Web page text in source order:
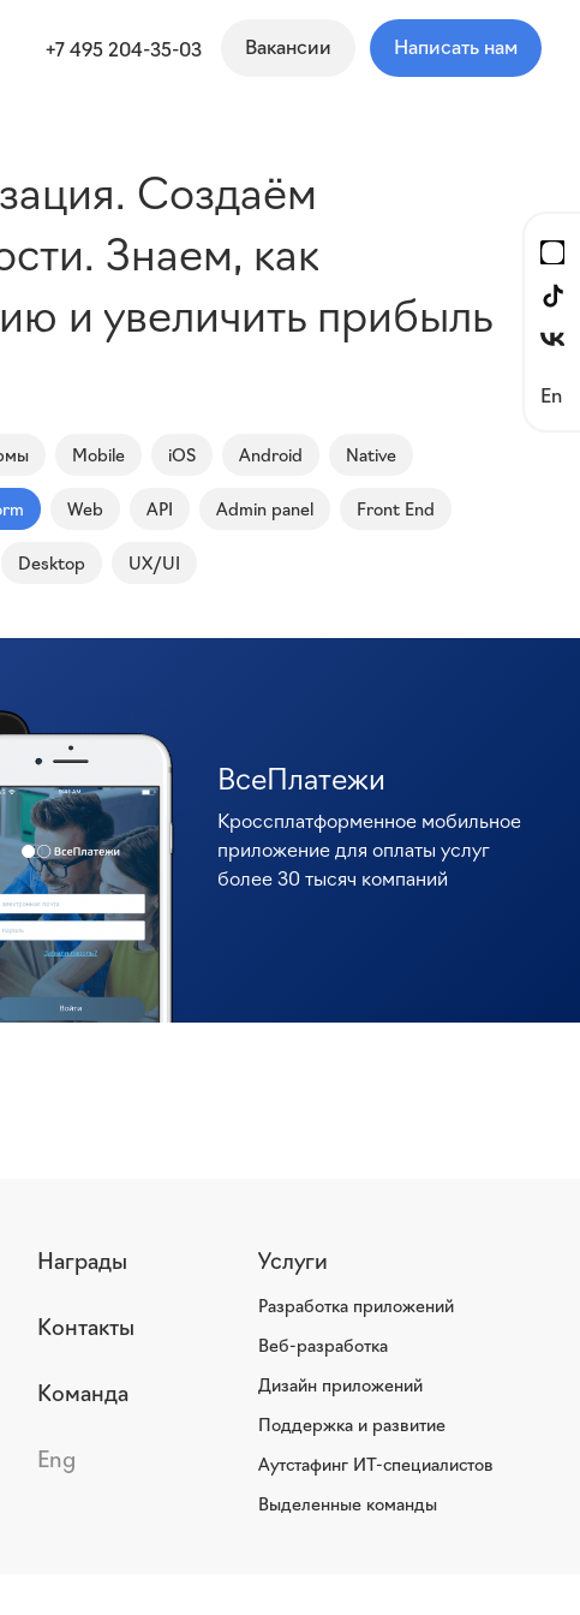
+7 495 204-35-03 Вакансии Написать нам
En
Создаём
Знаем, как
и увеличить прибыль
Mobile iOS Android Native
Web API Admin panel Front End
Desktop UX/UI
ВсеПлатежи
Кроссплатформенное мобильное
приложение для оплаты услуг
более 30 тысяч компаний
Награды
Контакты
Команда
Eng
Услуги
Разработка приложений
Веб-разработка
Дизайн приложений
Поддержка и развитие
Аутстафинг ИТ-специалистов
Выделенные команды